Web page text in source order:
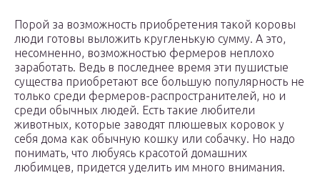
Порой за возможность приобретения такой коровы
люди готовы выложить кругленькую сумму. А это,
несомненно, возможностью фермеров неплохо
заработать. Ведь в последнее время эти пушистые
существа приобретают все большую популярность не
только среди фермеров-распространителей, но и
среди обычных людей. Есть такие любители
животных, которые заводят плюшевых коровок у
себя дома как обычную кошку или собачку. Но надо
понимать, что любуясь красотой домашних
любимцев, придется уделить им много внимания.